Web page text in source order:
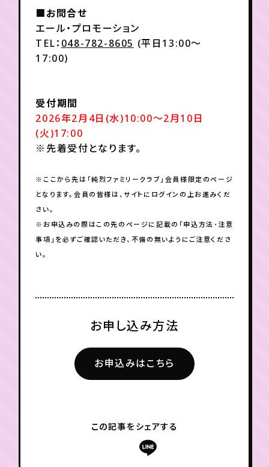
■お問合せ
エール・プロモーション
TEL： 048-782-8605 (平日13:00～
17:00)
受付期間
2026年2月4日(水)10:00～2月10日
(火)17:00
※先着受付となります。
※ここから先は「純烈ファミリークラブ」会員様限定のページ
となります。会員の皆様は、サイトにログインの上お進みくだ
さい。
※お申込みの際はこの先のページに記載の「申込方法･注意
事項」を必ずご確認いただき、不備の無いようにご注意くださ
い。
お申し込み方法
お申込みはこちら
この記事をシェアする